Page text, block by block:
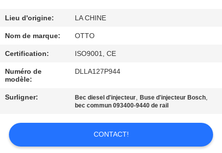
L'USINE
CONTRÔLE
DE
QUALITÉ
NOUS
Lieu d'origine: LA CHINE
Nom de marque: OTTO
Certification: ISO9001, CE
Numéro de
modèle:
DLLA127P944
Surligner: Bec diesel d'injecteur,Buse d'injecteur Bosch,
bec commun 093400-9440 de rail
CONTACT!